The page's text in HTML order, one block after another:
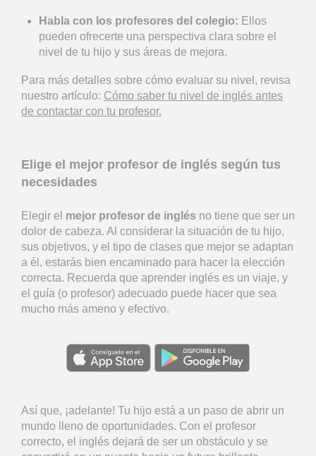
Habla con los profesores del colegio: Ellos
pueden ofrecerte una perspectiva clara sobre el
nivel de tu hijo y sus áreas de mejora.
Para más detalles sobre cómo evaluar su nivel, revisa
nuestro artículo: Cómo saber tu nivel de inglés antes
de contactar con tu profesor.
Elige el mejor profesor de inglés según tus
necesidades
Elegir el mejor profesor de inglés no tiene que ser un
dolor de cabeza. Al considerar la situación de tu hijo,
sus objetivos, y el tipo de clases que mejor se adaptan
a él, estarás bien encaminado para hacer la elección
correcta. Recuerda que aprender inglés es un viaje, y
el guía (o profesor) adecuado puede hacer que sea
mucho más ameno y efectivo.
Así que, ¡adelante! Tu hijo está a un paso de abrir un
mundo lleno de oportunidades. Con el profesor
correcto, el inglés dejará de ser un obstáculo y se